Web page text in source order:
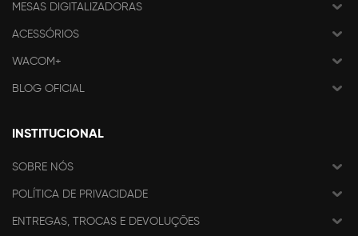
MESAS DIGITALIZADORAS
ACESSÓRIOS
WACOM+
BLOG OFICIAL
INSTITUCIONAL
SOBRE NÓS
POLÍTICA DE PRIVACIDADE
ENTREGAS, TROCAS E DEVOLUÇÕES